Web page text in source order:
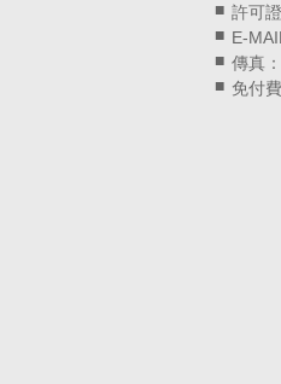
許可
E-
傳真
免付